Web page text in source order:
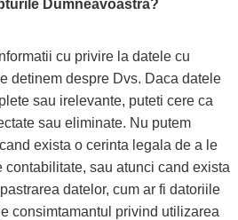
Dumneavoastra?
cu privire la datele cu
detinem despre Dvs. Daca datele
sau irelevante, puteti cere ca
sau eliminate. Nu putem
exista o cerinta legala de a le
contabilitate, sau atunci cand exista
datelor, cum ar fi datoriile
consimtamantul privind utilizarea